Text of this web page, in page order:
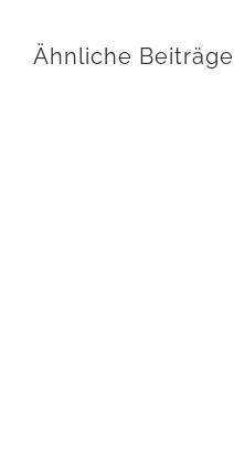
Ähnliche Beiträge